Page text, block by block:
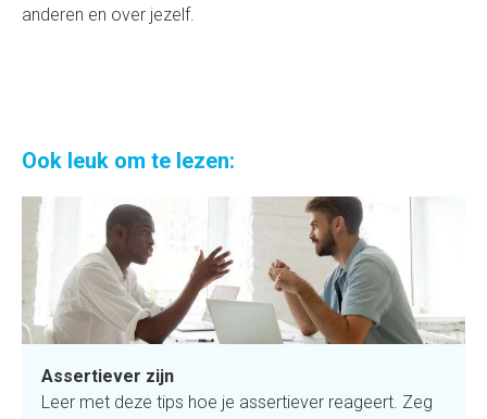
anderen en over jezelf.
Ook leuk om te lezen:
Assertiever zijn
Leer met deze tips hoe je assertiever reageert. Zeg